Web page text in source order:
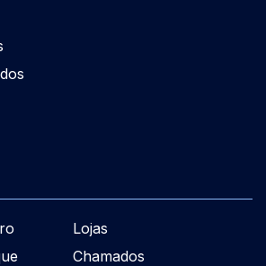
Lojas
Chamados